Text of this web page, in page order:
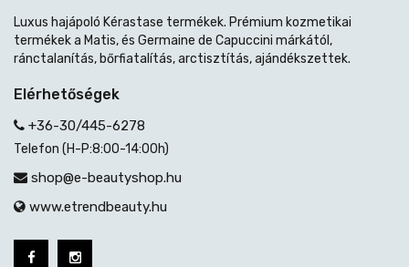
Luxus hajápoló Kérastase termékek. Prémium kozmetikai
termékek a Matis, és Germaine de Capuccini márkától,
ránctalanítás, bőrfiatalítás, arctisztítás, ajándékszettek.
Elérhetőségek
+36-30/445-6278
Telefon (H-P:8:00-14:00h)
shop@e-beautyshop.hu
www.etrendbeauty.hu